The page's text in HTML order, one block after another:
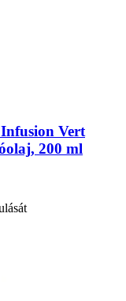
Infusion Vert
200 ml